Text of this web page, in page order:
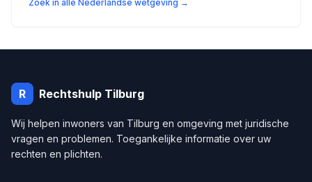
Zoek in alle Nederlandse wetgeving →
R Rechtshulp Tilburg
Wij helpen inwoners van Tilburg en omgeving met juridische
vragen en problemen. Toegankelijke informatie over uw
rechten en plichten.